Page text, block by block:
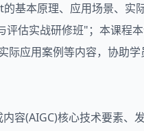
基本原理、应用场景、实
估实战研修班"；本课程
应用案例等内容，协助学
容(AIGC)核心技术要素、